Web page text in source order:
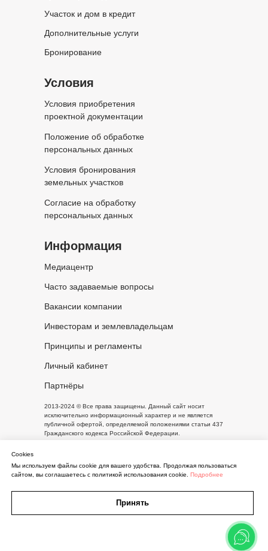
Cookies
Мы используем файлы cookie для вашего удобства. Продолжая пользоваться
сайтом, вы соглашаетесь с политикой использования cookie. Подробнее
Принять
2013-2024 © Все права защищены. Данный сайт носит
исключительно информационный характер и не является
публичной офертой, определяемой положениями статьи 437
Гражданского кодекса Российской Федерации.
Участок и дом в кредит
Дополнительные услуги
Бронирование
Условия
Информация
Условия приобретения
проектной документации
Медиацентр
Положение об обработке
персональных данных
Часто задаваемые вопросы
Условия бронирования
земельных участков
Вакансии компании
Согласие на обработку
персональных данных
Инвесторам и землевладельцам
Принципы и регламенты
Личный кабинет
Письмо руководителю
Партнёры